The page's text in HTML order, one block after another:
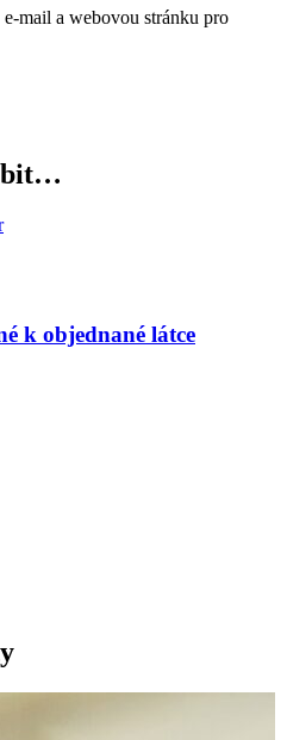
mail a webovou stránku pro
k objednané látce